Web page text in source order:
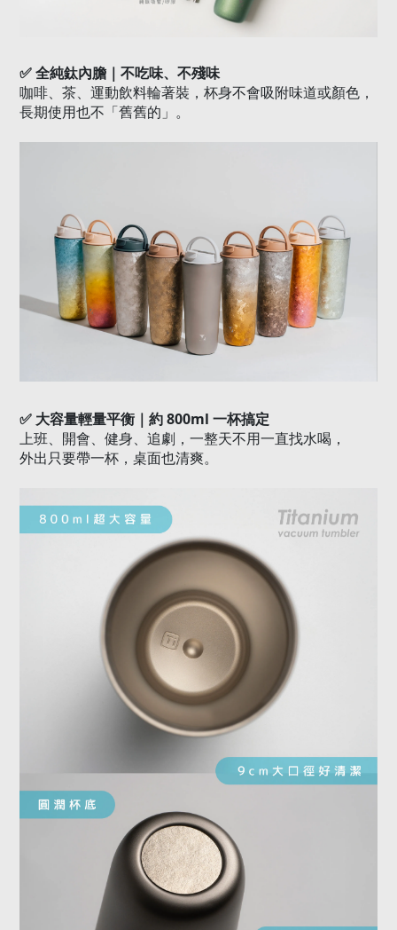
✅全純鈦內膽｜不吃味、不殘味
咖啡、茶、運動飲料輪著裝，杯身不會吸附味道或顏色，
長期使用也不「舊舊的」。
✅ 大容量輕量平衡｜約800ml 一杯搞定
上班、開會、健身、追劇，一整天不用一直找水喝，
外出只要帶一杯，桌面也清爽。